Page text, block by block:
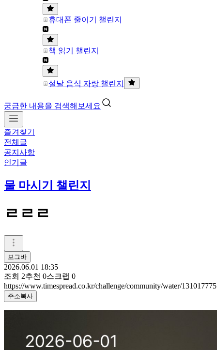
휴대폰 줄이기 챌린지
책 읽기 챌린지
설날 음식 자랑 챌린지
궁금한 내용을 검색해보세요
즐겨찾기
전체글
공지사항
인기글
물 마시기 챌린지
ㄹㄹㄹ
보그바
2026.06.01 18:35
조회 2추천 0스크랩 0
https://www.timespread.co.kr/challenge/community/water/131017775
주소복사